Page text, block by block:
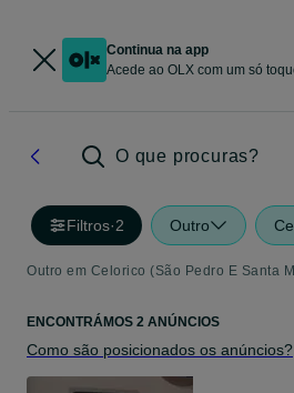
Continua na app
Acede ao OLX com um só
O que procuras?
Filtros·2 Outro
ENCONTRÁMOS 2 ANÚNCIOS
Como são posicionados os anúncios?